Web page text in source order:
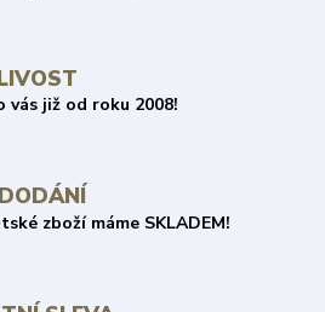
vás již od roku 2008!
zboží máme SKLADEM!